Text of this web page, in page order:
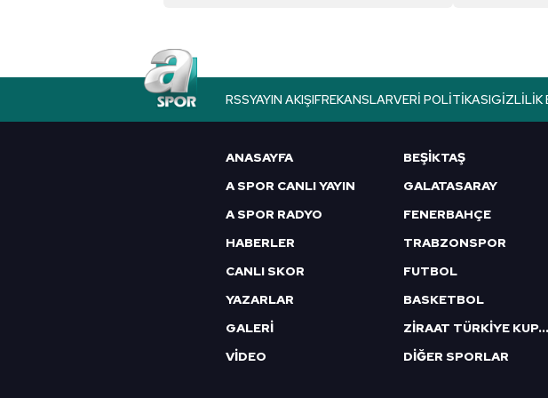
6698 sayılı Kişisel Verilerin Korunması Kanunu
mevzuata uygun olarak kullanılan çerezlerle ilgili bilgi
RSSYAYIN AKIŞIFREKANSLARVERI POLITIKASIGIZLILIK
ANASAYFA
A SPOR CANLI YAYIN
A SPOR RADYO
HABERLER
CANLI SKOR
YAZARLAR
GALERİ
VİDEO
BEŞİKTAŞ
GALATASARAY
FENERBAHÇE
TRABZONSPOR
FUTBOL
BASKETBOL
ZİRAAT TÜRKİYE KUPASI
DİĞER SPORLAR